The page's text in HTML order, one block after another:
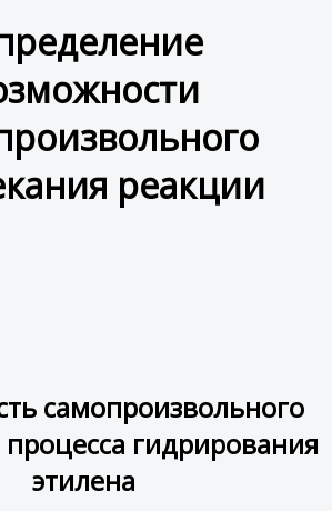
реакции
самопроизвольного
гидрирования
этилена